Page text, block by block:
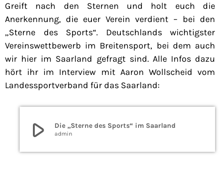
Greift nach den Sternen und holt euch die
Anerkennung, die euer Verein verdient – bei den
„Sterne des Sports“. Deutschlands wichtigster
Vereinswettbewerb im Breitensport, bei dem auch
wir hier im Saarland gefragt sind. Alle Infos dazu
hört ihr im Interview mit Aaron Wollscheid vom
Landessportverband für das Saarland:
play_arrow Die „Sterne des Sports“ im Saarland
admin